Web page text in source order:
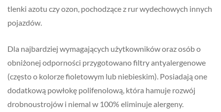
tlenki azotu czy ozon, pochodzące z rur wydechowych innych
pojazdów.
Dla najbardziej wymagających użytkowników oraz osób o
obniżonej odporności przygotowano filtry antyalergenowe
(często o kolorze fioletowym lub niebieskim). Posiadają one
dodatkową powłokę polifenolową, która hamuje rozwój
drobnoustrojów i niemal w 100% eliminuje alergeny.